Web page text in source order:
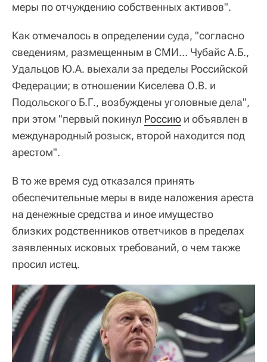
меры по отчуждению собственных активов".
Как отмечалось в определении суда, "согласно
сведениям, размещенным в СМИ… Чубайс А.Б.,
Удальцов Ю.А. выехали за пределы Российской
Федерации; в отношении Киселева О.В. и
Подольского Б.Г., возбуждены уголовные дела",
при этом "первый покинул Россию и объявлен в
международный розыск, второй находится под
арестом".
В то же время суд отказался принять
обеспечительные меры в виде наложения ареста
на денежные средства и иное имущество
близких родственников ответчиков в пределах
заявленных исковых требований, о чем также
просил истец.